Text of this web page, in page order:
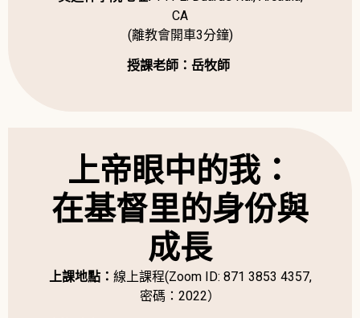
CA
(離教會開車3分鐘)
授課老師：岳牧師
上帝眼中的我：
在基督里的身份與
成長
上課地點： 線上課程(Zoom ID: 871 3853 4357,
密碼：2022）